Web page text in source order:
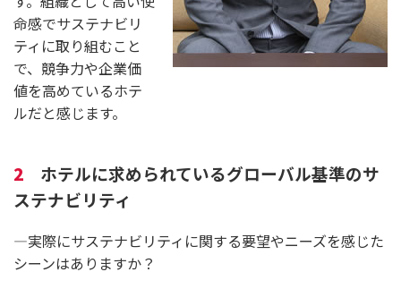
命感でサステナビリ
ティに取り組むこと
で、競争力や企業価
値を高めているホテ
ルだと感じます。
2 ホテルに求められているグローバル基準のサ
ステナビリティ
―実際にサステナビリティに関する要望やニーズを感じた
シーンはありますか？